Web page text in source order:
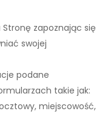
zapoznając się
swojej
podane
takie jak:
miejscowość,